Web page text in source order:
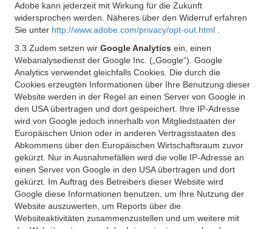
Adobe kann jederzeit mit Wirkung für die Zukunft
widersprochen werden. Näheres über den Widerruf erfahren
Sie unter http://www.adobe.com/privacy/opt-out.html
3.3 Zudem setzen wir Google Analytics ein, einen
Webanalysedienst der Google Inc. („Google“). Google
Analytics verwendet gleichfalls Cookies. Die durch die
Cookies erzeugten Informationen über Ihre Benutzung dieser
Website werden in der Regel an einen Server von Google in
den USA übertragen und dort gespeichert. Ihre IP-Adresse
wird von Google jedoch innerhalb von Mitgliedstaaten der
Europäischen Union oder in anderen Vertragsstaaten des
Abkommens über den Europäischen Wirtschaftsraum zuvor
gekürzt. Nur in Ausnahmefällen wird die volle IP-Adresse an
einen Server von Google in den USA übertragen und dort
gekürzt. Im Auftrag des Betreibers dieser Website wird
Google diese Informationen benutzen, um Ihre Nutzung der
Website auszuwerten, um Reports über die
Websiteaktivitäten zusammenzustellen und um weitere mit